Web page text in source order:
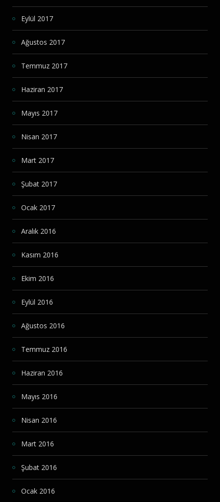
Eylül 2017
Ağustos 2017
Temmuz 2017
Haziran 2017
Mayıs 2017
Nisan 2017
Mart 2017
Şubat 2017
Ocak 2017
Aralık 2016
Kasım 2016
Ekim 2016
Eylül 2016
Ağustos 2016
Temmuz 2016
Haziran 2016
Mayıs 2016
Nisan 2016
Mart 2016
Şubat 2016
Ocak 2016